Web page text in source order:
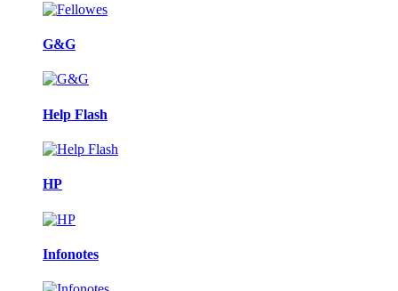
G&G
Help Flash
HP
Infonotes